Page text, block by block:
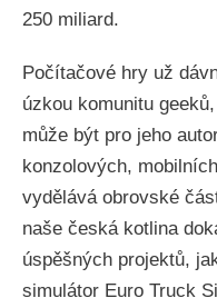
250 miliard.
Počítačové hry už
úzkou komunitu
může být pro jeho
konzolových,
vydělává obrovské
naše česká kotlina
úspěšných projektů,
simulátor Euro Truck